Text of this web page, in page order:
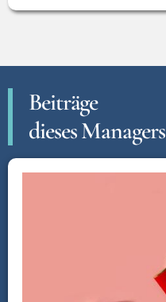
Beiträge
dieses Managers